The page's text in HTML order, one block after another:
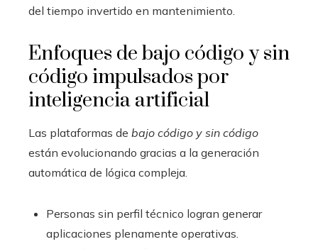
del tiempo invertido en mantenimiento.
Enfoques de bajo código y sin
código impulsados por
inteligencia artificial
Las plataformas de bajo código y sin código
están evolucionando gracias a la generación
automática de lógica compleja.
Personas sin perfil técnico logran generar
aplicaciones plenamente operativas.